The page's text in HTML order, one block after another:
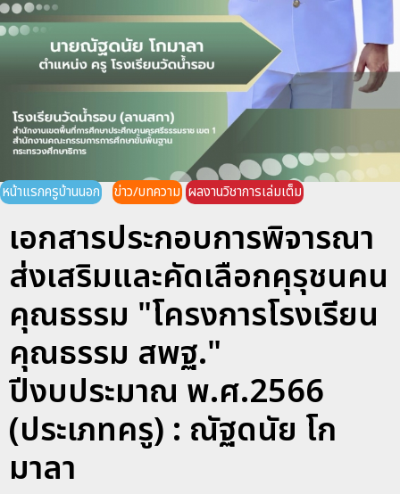
หน้าแรกครูบ้านนอก ข่าว/บทความ ผลงานวิชาการเล่มเต็ม
เอกสารประกอบการพิจารณา
ส่งเสริมและคัดเลือกคุรุชนคน
คุณธรรม "โครงการโรงเรียน
คุณธรรม สพฐ."
ปีงบประมาณ พ.ศ.2566
(ประเภทครู) : ณัฐดนัย โก
มาลา